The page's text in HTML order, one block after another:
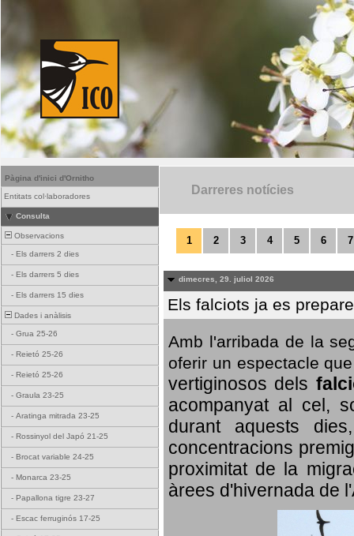
Pàgina d'inici d'Ornitho
Entitats col·laboradores
Consulta
Observacions
- Els darrers 2 dies
- Els darrers 5 dies
- Els darrers 15 dies
Dades i anàlisis
- Grua 25-26
- Reietó 25-26
- Reietó 25-26
- Graula 23-25
- Aratinga mitrada 23-25
- Rossinyol del Japó 21-25
- Brocat variable 24-25
- Monarca 23-25
- Papallona tigre 23-27
- Escac ferruginós 17-25
Darreres notícies
1 2 3 4 5 6 7
dimecres, 29. juliol 2026
Els falciots ja es
Amb l'arribada de la
oferir un espectacle
vertiginosos dels
acompanyat al cel,
durant aquests
concentracions
proximitat de la
àrees d'hivernada de